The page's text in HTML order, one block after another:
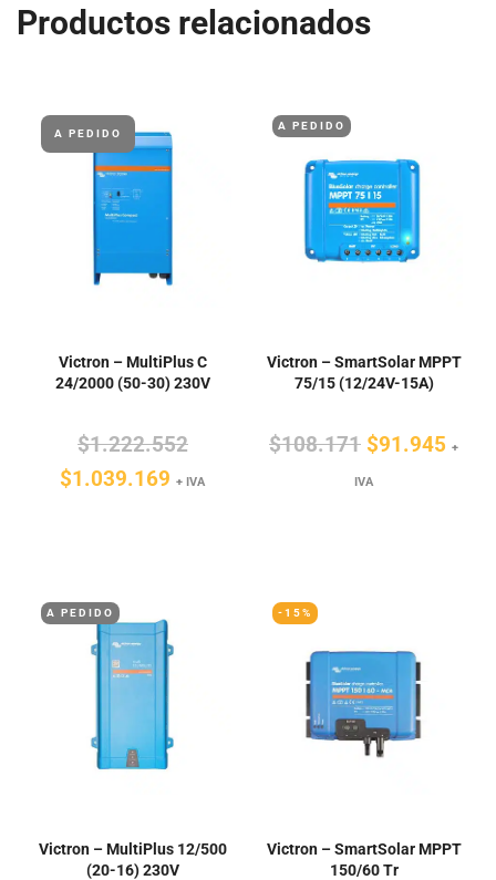
Productos relacionados
A PEDIDO
Victron – MultiPlus C
24/2000 (50-30) 230V
$1.222.552El
precio
$1.039.169 El
$1.039.169.
+ IVA
A PEDIDO
Victron – SmartSolar MPPT
75/15 (12/24V-15A)
$108.171 El
precio
$91.945 El
+
IVA
A PEDIDO
Victron – MultiPlus 12/500
(20-16) 230V
-15%
Victron – SmartSolar MPPT
150/60 Tr